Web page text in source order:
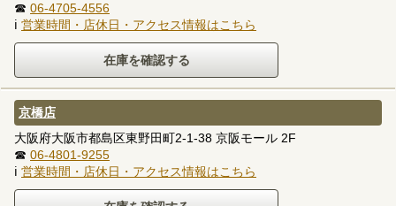
☎ 06-4705-4556
ℹ 営業時間・店休日・アクセス情報はこちら
京橋店
大阪府大阪市都島区東野田町2-1-38 京阪モール 2F
☎ 06-4801-9255
ℹ 営業時間・店休日・アクセス情報はこちら